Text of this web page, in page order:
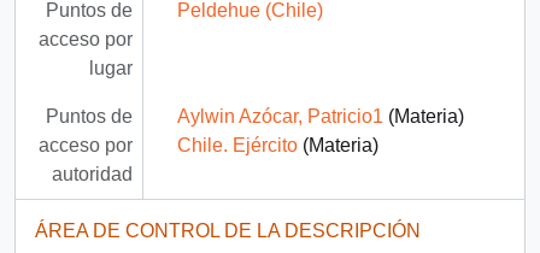
Puntos de
acceso por
lugar
Peldehue (Chile)
Puntos de
acceso por
autoridad
Aylwin Azócar, Patricio1 (Materia)
Chile. Ejército(Materia)
ÁREA DE CONTROL DE LA DESCRIPCIÓN